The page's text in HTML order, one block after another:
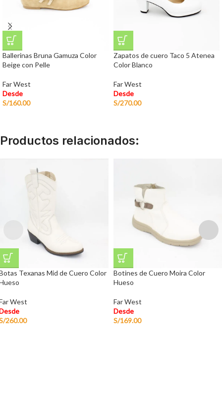
Ballerinas Bruna Gamuza Color
Beige con Pelle
Far West
Desde
S/160.00
Zapatos de cuero Taco 5 Atenea
Color Blanco
Far West
Desde
S/270.00
Productos relacionados:
Texanas Mid de Cuero Color
West
260.00
Botines de Cuero Moira Color
Hueso
Far West
Desde
S/169.00